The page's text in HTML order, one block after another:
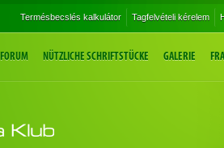
Termésbecslés kalkulátor Tagfelvételi kérelem
FORUM NÜTZLICHE SCHRIFTSTÜCKE GALERIE